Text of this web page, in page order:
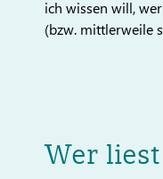
ich wissen will,
(bzw. mittlerweile
Wer